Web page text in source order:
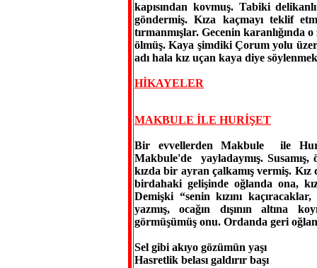
kapısından kovmuş. Tabiki
göndermiş. Kıza kaçmayı teklif
tırmanmışlar. Gecenin karanlığında
ölmüş. Kaya şimdiki Çorum yolu
adı hala kız uçan kaya diye
HİKAYELER
MAKBULE İLE HURİŞET
Bir evvellerden Makbule ile
Makbule'de yayladaymış.
kızda bir ayran çalkamış vermiş.
birdahaki gelişinde oğlanda ona,
Demişki “senin kızını
yazmış, ocağın dışının altına
görmüşümüş onu. Ordanda geri
Sel gibi akıyo gözümün yaşı
Hasretlik belası galdırır başı